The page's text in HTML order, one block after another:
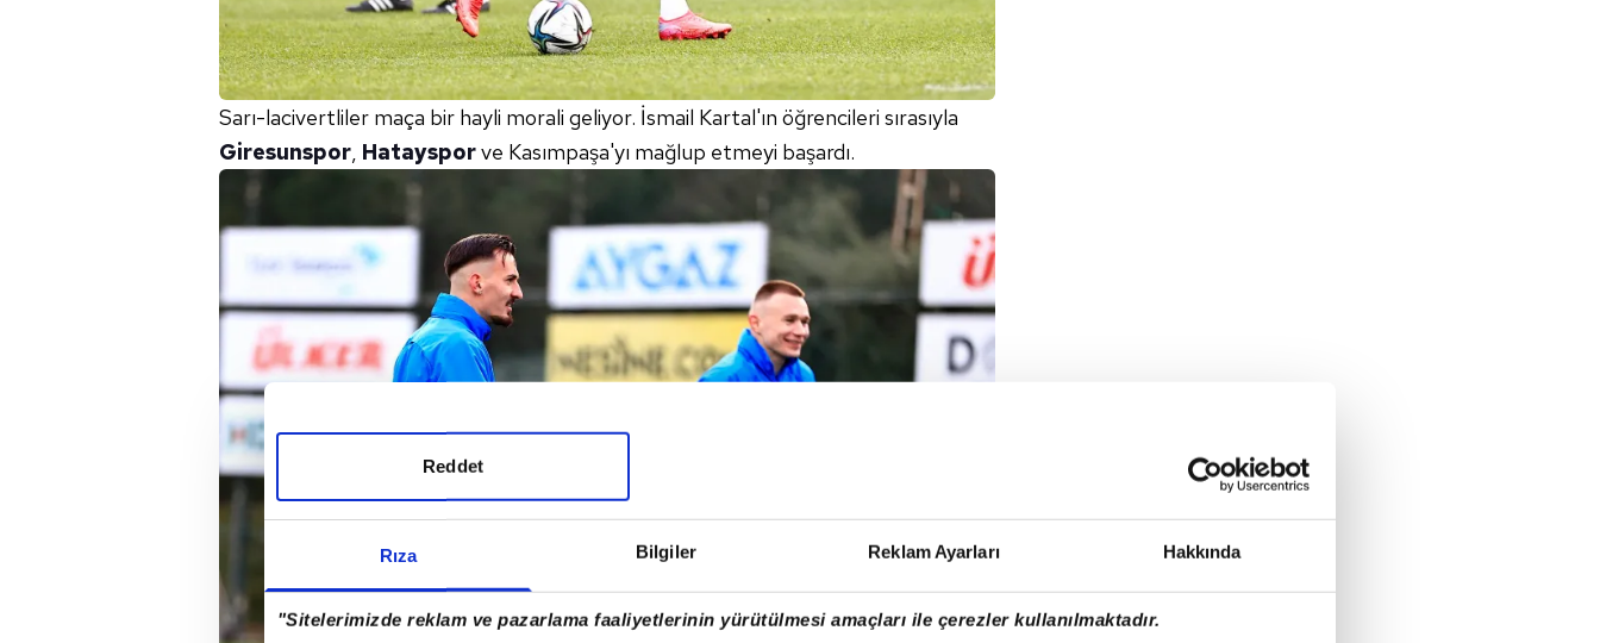
Rıza Bilgiler Reklam Ayarları Hakkında
"Sitelerimizde reklam ve pazarlama faaliyetlerinin yürütülmesi amaçları ile çerezler kullanılmaktadır.
Reddet
Sarı-lacivertliler maça bir hayli morali geliyor. İsmail Kartal'ın öğrencileri sırasıyla
Giresunspor, Hataysporve Kasımpaşa'yı mağlup etmeyi başardı.